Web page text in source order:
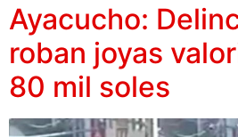
Ayacucho:
roban joyas
80 mil soles